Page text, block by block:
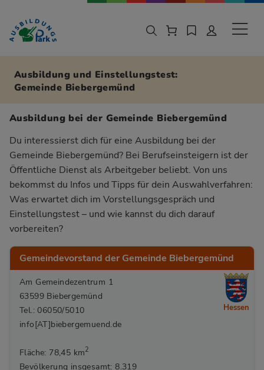
Zur Navigation springen
Zu den Hauptinhalten springen
Ausbildung und Einstellungstest:
Gemeinde Biebergemünd
Ausbildung bei der Gemeinde Biebergemünd
Du interessierst dich für eine Ausbildung bei der
Gemeinde Biebergemünd? Bei Berufseinsteigern ist der
Öffentliche Dienst als Arbeitgeber beliebt. Von uns
bekommst du Infos und Tipps für dein Auswahlverfahren:
Was erwartet dich im Vorstellungsgespräch und
Einstellungstest – und wie kannst du dich darauf
vorbereiten?
Gemeindevorstand der Gemeinde Biebergemünd
Am Gemeindezentrum 1
63599 Biebergemünd
Tel.: 06050/5010
info[AT]biebergemuend.de
Fläche: 78,45 km2
Bevölkerung insgesamt: 8.319
Hessen